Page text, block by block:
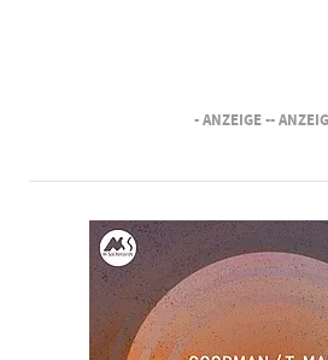
- ANZEIGE --